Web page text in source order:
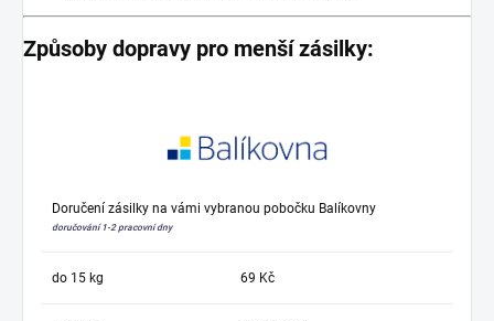
Způsoby dopravy pro menší zásilky:
Doručení zásilky na vámi vybranou pobočku Balíkovny
doručování 1-2 pracovní dny
do 15 kg 69 Kč